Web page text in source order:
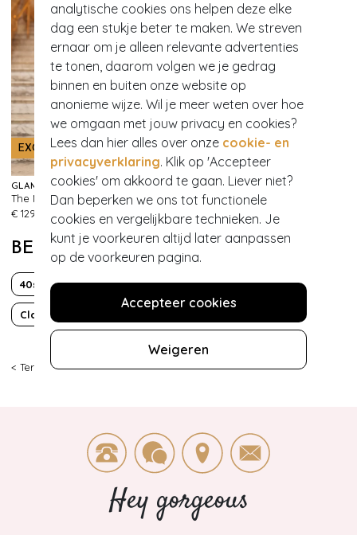
analytische cookies ons helpen deze elke
dag een stukje beter te maken. We streven
ernaar om je alleen relevante advertenties
te tonen, daarom volgen we je gedrag
binnen en buiten onze website op
anonieme wijze. Wil je meer weten over hoe
we omgaan met jouw privacy en cookies?
Lees dan hier alles over onze cookie- en
privacyverklaring. Klik op 'Accepteer
cookies' om akkoord te gaan. Liever niet?
Dan beperken we ons tot functionele
cookies en vergelijkbare technieken. Je
kunt je voorkeuren altijd later aanpassen
op de voorkeuren pagina.
Accepteer cookies
Weigeren
EXCLUSIEF
GLAMOUR BUNNY
The Moira Satin pencil jurk in gebroken wit
€ 129,95
276
BEKIJK MEER VAN
40s 50s 60s Bruid
Classy chic
< Terug |Topvintage>Schoenen >Sandalen >Jana Shoes
Hey gorgeous